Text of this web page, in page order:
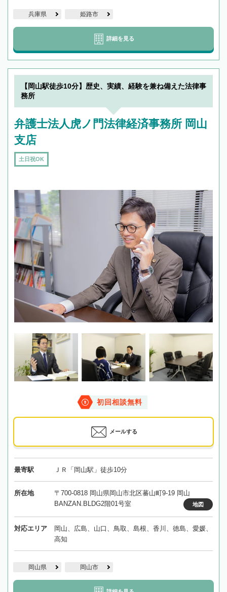
兵庫県 姫路市
詳細を見る
【岡山駅徒歩10分】歴史、実績、経験を兼ね備えた法律事
務所
弁護士法人虎ノ門法律経済事務所 岡山
支店
土日祝OK
初回相談無料
メールする
最寄駅 ＪＲ「岡山駅」徒歩10分
所在地
〒700-0818 岡山県岡山市北区蕃山町9-19 岡山
BANZAN.BLDG2階01号室
地図
対応エリア
岡山、広島、山口、鳥取、島根、香川、徳島、愛媛、
高知
岡山県 岡山市